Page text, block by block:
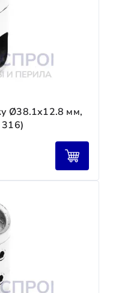
Ø38.1х12.8 мм,
316)